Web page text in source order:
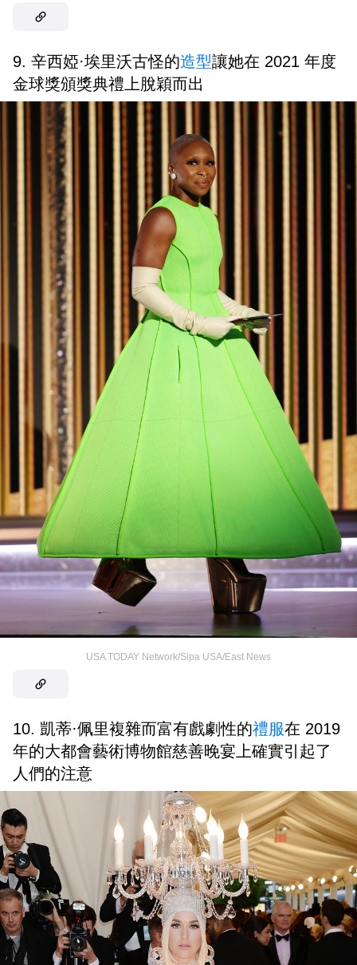
9. 辛西婭·埃里沃古怪的造型讓她在 2021 年度
金球獎頒獎典禮上脫穎而出
USA TODAY Network/Sipa USA/East News
10. 凱蒂·佩里複雜而富有戲劇性的禮服在 2019
年的大都會藝術博物館慈善晚宴上確實引起了
人們的注意